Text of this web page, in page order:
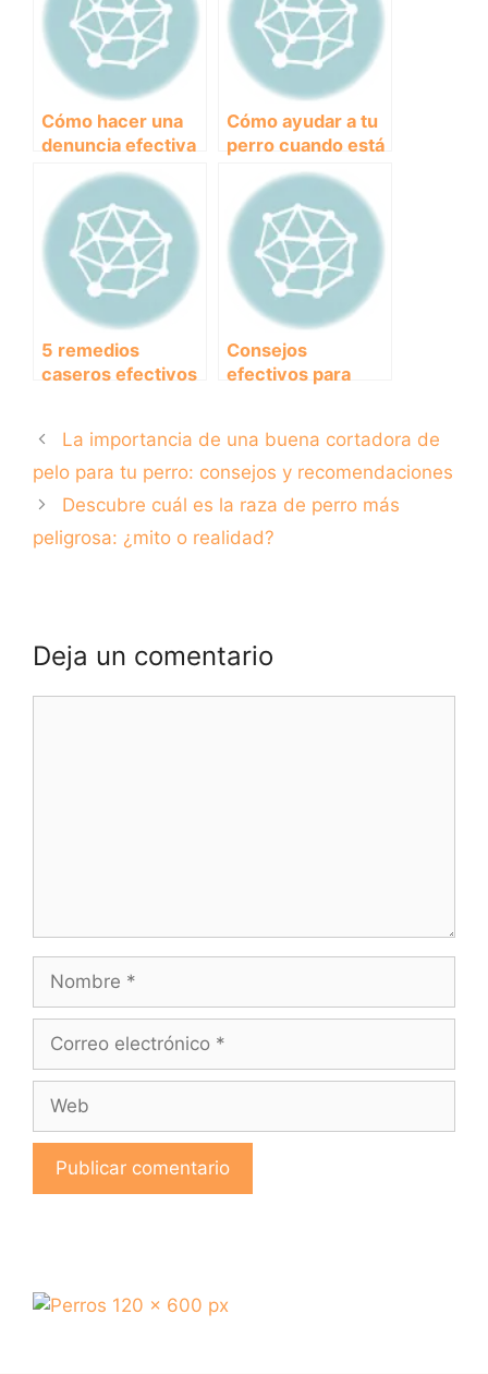
implementarla
correctamente?
consejos útiles
Cómo hacer una
denuncia efectiva
por los ladridos de
un perro: Guía
práctica
Cómo ayudar a tu
perro cuando está
temblando: causas
y soluciones
5 remedios
caseros efectivos
muebles en casa
Consejos
efectivos para
garrapatas en
perros
La importancia de una buena cortadora de
pelo para tu perro: consejos y recomendaciones
Descubre cuál es la raza de perro más
peligrosa: ¿mito o realidad?
Deja un comentario